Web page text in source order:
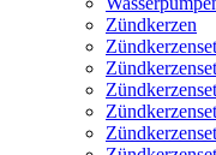
Zündkerzen